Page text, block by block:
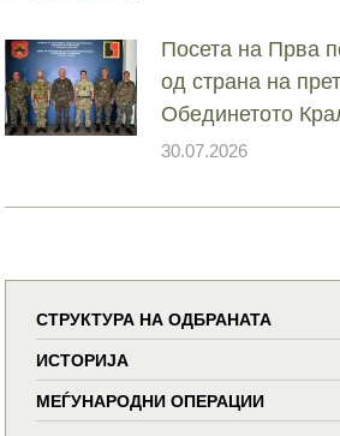
Посета на Прва
од страна на
Обединетото
30.07.2026
СТРУКТУРА НА ОДБРАНАТА
ИСТОРИЈА
МЕЃУНАРОДНИ ОПЕРАЦИИ